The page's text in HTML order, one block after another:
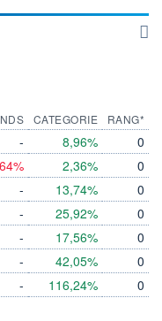
-
-
-
-
-
-
CATEGORIE
8,96%
2,36%
13,74%
25,92%
17,56%
42,05%
116,24%
RANG*
0
0
0
0
0
0
0